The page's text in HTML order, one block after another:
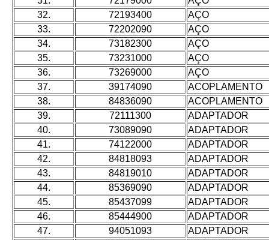
32.
72193400
AÇO
33.
72202090
AÇO
34.
73182300
AÇO
35.
73231000
AÇO
36.
73269000
AÇO
37.
39174090
ACOPLAMENTO
38.
84836090
ACOPLAMENTO
39.
72111300
ADAPTADOR
40.
73089090
ADAPTADOR
41.
74122000
ADAPTADOR
42.
84818093
ADAPTADOR
43.
84819010
ADAPTADOR
44.
85369090
ADAPTADOR
45.
85437099
ADAPTADOR
46.
85444900
ADAPTADOR
47.
94051093
ADAPTADOR